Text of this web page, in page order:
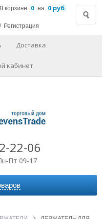
В корзине 0 на 0 руб.
/ Регистрация
Доставка
кабинет
22-06
Пт 09-17